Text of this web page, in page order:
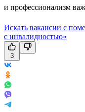
и профессионализм
Искать вакансии с
с инвалидностью»
3